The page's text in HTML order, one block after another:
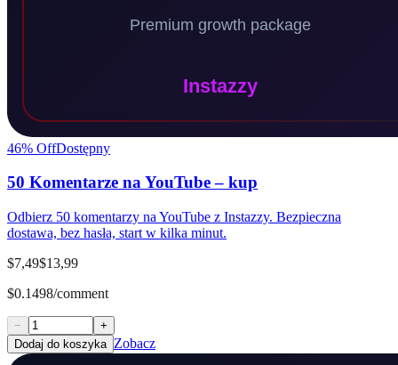
46% OffDostępny
50 Komentarze na YouTube – kup
Odbierz 50 komentarzy na YouTube z Instazzy. Bezpieczna
dostawa, bez hasła, start w kilka minut.
$7,49$13,99
$0.1498/comment
−
+
Dodaj do koszyka Zobacz